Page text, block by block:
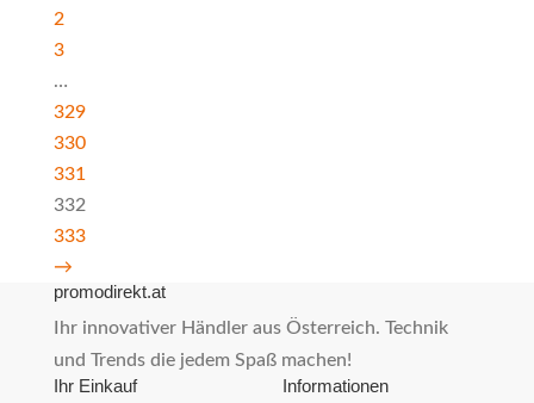
2
3
…
329
330
331
332
333
→
promodirekt.at
Ihr innovativer Händler aus Österreich. Technik
und Trends die jedem Spaß machen!
Ihr Einkauf Informationen